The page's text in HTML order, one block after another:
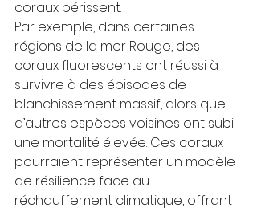
coraux périssent.
Par exemple, dans certaines
régions de la mer Rouge, des
coraux fluorescents ont réussi à
survivre à des épisodes de
blanchissement massif, alors que
d’autres espèces voisines ont subi
une mortalité élevée. Ces coraux
pourraient représenter un modèle
de résilience face au
réchauffement climatique, offrant